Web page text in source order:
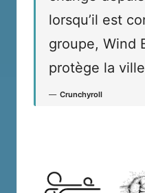
lorsqu’il est
groupe, Wind
protège la
Crunchyroll